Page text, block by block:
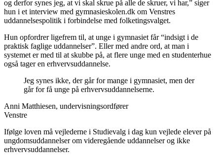
og derfor synes jeg, at vi skal skrue på alle de skruer, vi har,” siger
hun i et interview med gymnasieskolen.dk om Venstres
uddannelsespolitik i forbindelse med folketingsvalget.
Hun opfordrer ligefrem til, at unge i gymnasiet får “indsigt i de
praktisk faglige uddannelser”. Eller med andre ord, at man i
systemet er med til at skubbe på, at flere unge med en studenterhue
også tager en erhvervsuddannelse.
Jeg synes ikke, der går for mange i gymnasiet, men der
går for få unge på erhvervsuddannelserne.
Anni Matthiesen, undervisningsordfører
Venstre
Ifølge loven må vejlederne i Studievalg i dag kun vejlede elever på
ungdomsuddannelser om videregående uddannelser og ikke
erhvervsuddannelser.